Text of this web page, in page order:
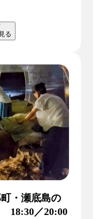
る
・瀬底島の
18:30／20:00